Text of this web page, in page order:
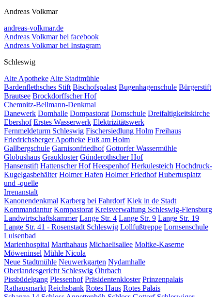
Andreas Volkmar
andreas-volkmar.de
Andreas Volkmar bei facebook
Andreas Volkmar bei Instagram
Schleswig
Alte Apotheke Alte Stadtmühle
Bardenflethsches Stift Bischofspalast Bugenhagenschule Bürgerstift
Brautsee Brockdorffscher Hof
Chemnitz-Bellmann-Denkmal
Danewerk Domhalle Dompastorat Domschule Dreifaltigkeitskirche
Ebershof Erstes Wasserwerk Elektrizitätswerk
Fernmeldeturm Schleswig Fischersiedlung Holm Freihaus
Friedrichsberger Apotheke Fuß am Holm
Gallbergschule Garnisonfriedhof Gottorfer Wassermühle
Globushaus Graukloster Günderothscher Hof
Hansenstift Hattenscher Hof Heespenhof Herkulesteich Hochdruck-
Kugelgasbehälter Holmer Hafen Holmer Friedhof Hubertusplatz
und -quelle
Irrenanstalt
Kanonendenkmal Karberg bei Fahrdorf Kiek in de Stadt
Kommandantur Kompastorat Kreisverwaltung Schleswig-Flensburg
Landwirtschaftskammer Lange Str. 4 Lange Str. 9 Lange Str. 19
Lange Str. 41 - Rosenstadt Schleswig Lollfußtreppe Lornsenschule
Luisenbad
Marienhospital Marthahaus Michaelisallee Moltke-Kaserne
Möweninsel Mühle Nicola
Neue Stadtmühle Neuwerkgarten Nydamhalle
Oberlandesgericht Schleswig Öhrbach
Pissbüdelgang Plessenhof Präsidentenkloster Prinzenpalais
Rathausmarkt Reichsbank Rotes Haus Rotes Palais